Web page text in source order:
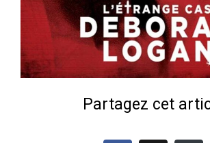
Partagez cet